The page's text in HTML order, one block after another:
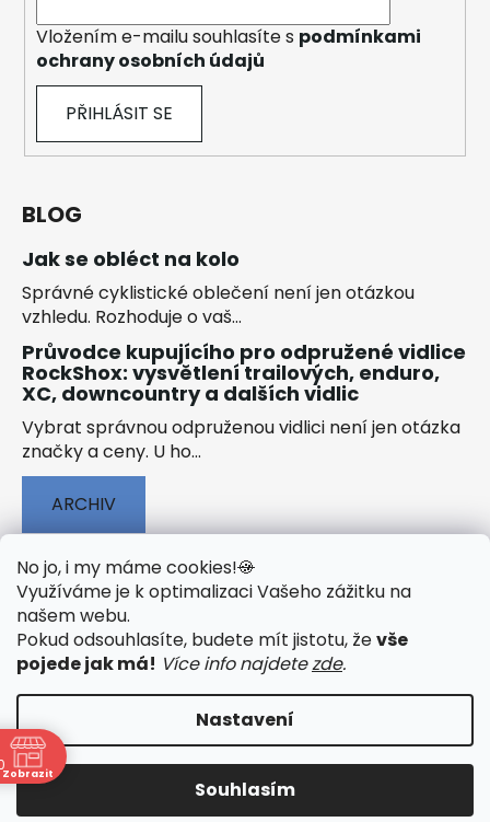
No jo, i my máme cookies!🍪
Využíváme je k optimalizaci Vašeho zážitku na
našem webu.
Pokud odsouhlasíte, budete mít jistotu, ževše
pojede jak má! Více info najdetezde.
Nastavení
Souhlasím
Vložením e-mailu souhlasíte s podmínkami
ochrany osobních údajů
PŘIHLÁSIT SE
BLOG
Jak se obléct na kolo
Správné cyklistické oblečení není jen otázkou
vzhledu. Rozhoduje o vaš...
Průvodce kupujícího pro odpružené vidlice
RockShox: vysvětlení trailových, enduro,
XC, downcountry a dalších vidlic
Vybrat správnou odpruženou vidlici není jen otázka
značky a ceny. U ho...
ARCHIV
🟢 TECHNOLOGIE
🟢 O ELEKTROKOLECH
🟢 NÁVODY KE STAŽENÍ
Vytvořil Shoptet&PekneWeby
JumpSport.cz
Zobrazit